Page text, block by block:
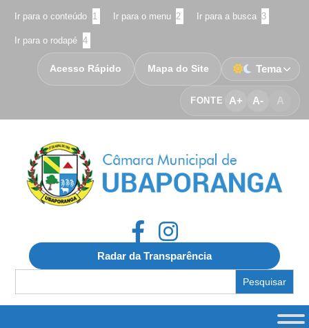
Ir para o conteúdo 1 Ir para o menu 2 Ir para a busca 3
Ir para o rodapé 4
FONTE A+ A- A
Acesso Rápido Mapa do Site Tema
Radar da Transparência
for: